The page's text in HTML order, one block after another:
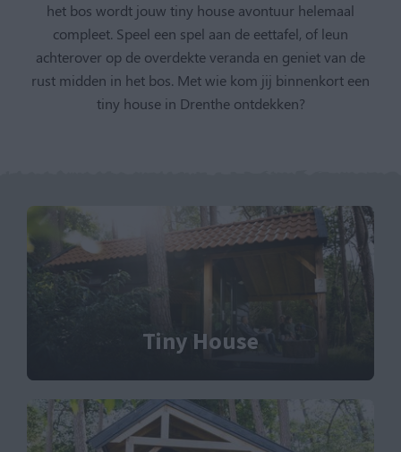
het bos wordt jouw tiny house avontuur helemaal
compleet. Speel een spel aan de eettafel, of leun
achterover op de overdekte veranda en geniet van de
rust midden in het bos. Met wie kom jij binnenkort een
tiny house in Drenthe ontdekken?
Tiny House